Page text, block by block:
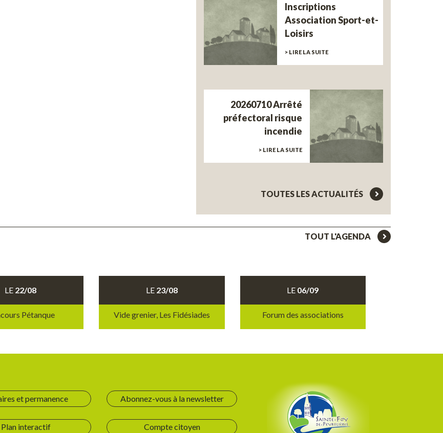
Inscriptions
Association Sport-et-
Loisirs
> LIRE LA SUITE
20260710 Arrêté
préfectoral risque
incendie
> LIRE LA SUITE
TOUTES LES ACTUALITÉS
TOUT L'AGENDA
LE 22/08
Pétanque
LE 23/08
Vide grenier, Les Fidésiades
LE 06/09
Forum des associations
et permanence
Plan interactif
Abonnez-vous à la newsletter
Compte citoyen